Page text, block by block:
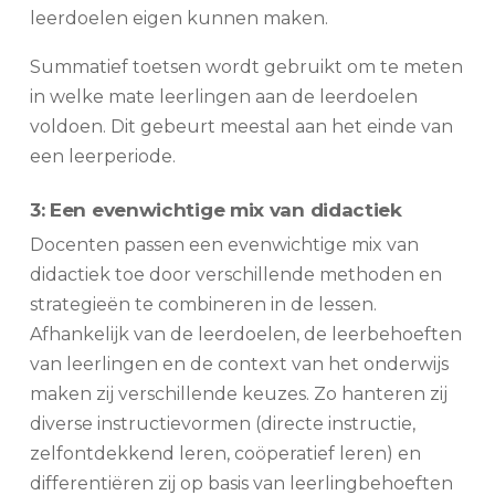
leerdoelen eigen kunnen maken.
Summatief toetsen wordt gebruikt om te meten
in welke mate leerlingen aan de leerdoelen
voldoen. Dit gebeurt meestal aan het einde van
een leerperiode.
3: Een evenwichtige mix van didactiek
Docenten passen een evenwichtige mix van
didactiek toe door verschillende methoden en
strategieën te combineren in de lessen.
Afhankelijk van de leerdoelen, de leerbehoeften
van leerlingen en de context van het onderwijs
maken zij verschillende keuzes. Zo hanteren zij
diverse instructievormen (directe instructie,
zelfontdekkend leren, coöperatief leren) en
differentiëren zij op basis van leerlingbehoeften